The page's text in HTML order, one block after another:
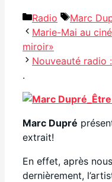
Catégories
Radio
Marc
Marie-Mai au
miroir»
Nouveauté radio
.
Marc Dupré
extrait!
En effet, après
dernièrement,